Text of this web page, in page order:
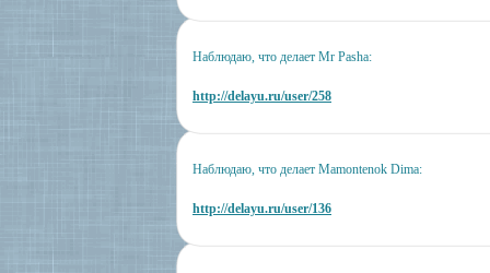
Наблюдаю, что делает Mr Pasha:
http://delayu.ru/user/258
Наблюдаю, что делает Mamontenok Dima:
http://delayu.ru/user/136